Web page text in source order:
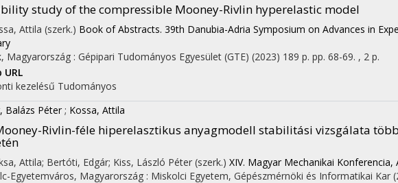
study of the compressible Mooney-Rivlin hyperelastic model
Attila (szerk.) Book of Abstracts. 39th Danubia-Adria Symposium on Advances in
Magyarország : Gépipari Tudományos Egyesület (GTE) (2023) 189 p. pp. 68-69. , 2 p.
URL
kezelésű Tudományos
Balázs Péter ; Kossa, Attila
Rivlin-féle hiperelasztikus anyagmodell stabilitási vizsgálata
Attila; Bertóti, Edgár; Kiss, László Péter (szerk.) XIV. Magyar Mechanikai
Egyetemváros, Magyarország : Miskolci Egyetem, Gépészmérnöki és Informatikai Kar